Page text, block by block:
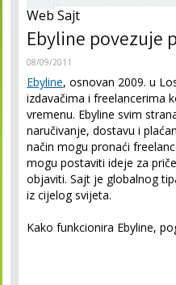
Web Sajt
Ebyline povezuje
08/09/2011
Ebyline, osnovan 2009. u
izdavačima i freelancerima
vremenu. Ebyline svim
naručivanje, dostavu i
način mogu pronaći
mogu postaviti ideje za
objaviti. Sajt je globalnog
iz cijelog svijeta.
Kako funkcionira Ebyline,